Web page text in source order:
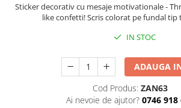
Sticker decorativ cu mesaje motivationale -
like confetti! Scris colorat pe fundal tip
IN STOC
ADAUGA
Cod Produs: ZAN63
Ai nevoie de ajutor? 0746 918